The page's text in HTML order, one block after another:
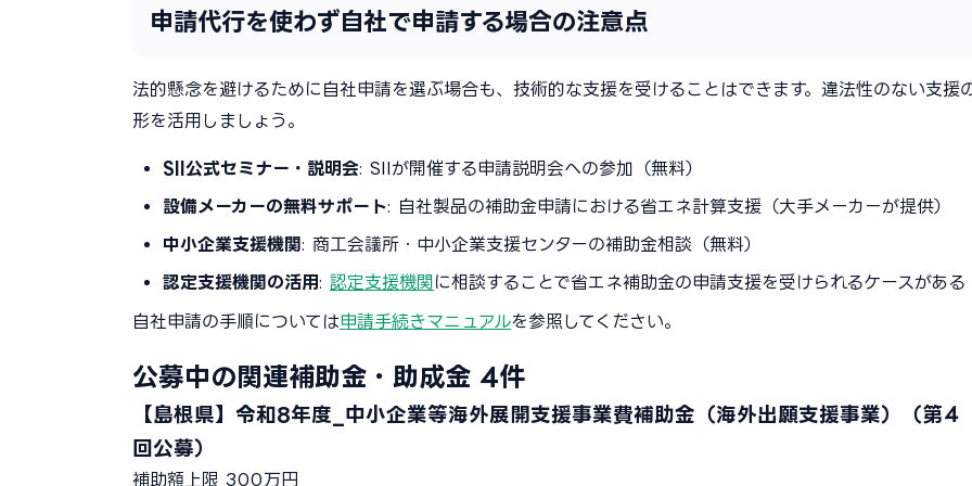
申請代行を使わず自社で申請する場合の注意点
法的懸念を避けるために自社申請を選ぶ場合も、技術的な支援を受けることはできます。違法性のない支援
形を活用しましょう。
SII公式セミナー・説明会: SIIが開催する申請説明会への参加（無料）
設備メーカーの無料サポート: 自社製品の補助金申請における省エネ計算支援（大手メーカーが提供）
中小企業支援機関: 商工会議所・中小企業支援センターの補助金相談（無料）
認定支援機関の活用: 認定支援機関 に相談することで省エネ補助金の申請支援を受けられるケースがある
自社申請の手順については申請手続きマニュアルを参照してください。
公募中の関連補助金・助成金 4件
【島根県】令和8年度_中小企業等海外展開支援事業費補助金（海外出願支援事業）（第４
回公募）
補助額上限 300万円